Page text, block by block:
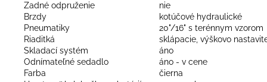
Zadné odpruženie
nie
Brzdy
kotúčové hydraulické
Pneumatiky
20"/16" s terénnym vzorom
Riaditká
sklápacie, výškovo
Skladací systém
áno
Odnímateľné sedadlo
áno - v cene
Farba
čierna